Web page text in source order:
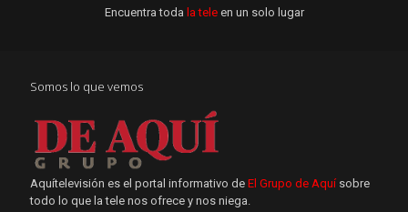
Encuentra toda la tele en un solo lugar
Somos lo que vemos
Aquítelevisión es el portal informativo de El Grupo de Aquí sobre
todo lo que la tele nos ofrece y nos niega.